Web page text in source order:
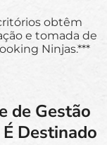
obtêm
e tomada de
Ninjas.***
de Gestão
Destinado